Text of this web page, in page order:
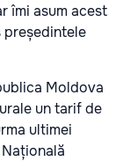
îmi asum acest
președintele
Moldova
un tarif de
ultimei